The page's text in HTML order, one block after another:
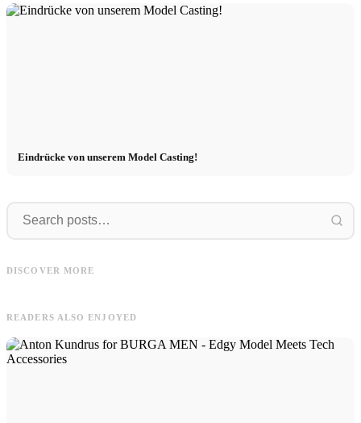
Eindrücke von unserem Model Casting!
DISCOVER MORE
Incredible job! Anusha x Karo Kauer
READERS ALSO ENJOYED